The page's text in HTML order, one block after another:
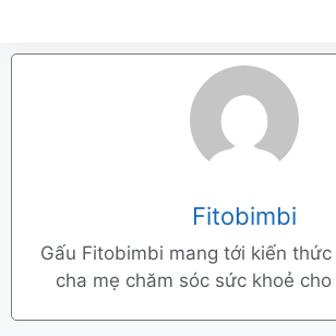
Fitobimbi
Gấu Fitobimbi mang tới kiến
cha mẹ chăm sóc sức khoẻ